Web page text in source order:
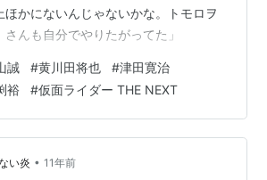
ほかにないんじゃないかな。トモロヲ
さんも自分でやりたがってた」
誠 #黄川田将也 #津田寛治
裕 #仮面ライダー THE NEXT
い炎 • 11年前